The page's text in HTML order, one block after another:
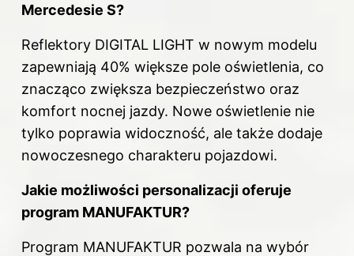
Mercedesie S?
Reflektory DIGITAL LIGHT w nowym modelu
zapewniają 40% większe pole oświetlenia, co
znacząco zwiększa bezpieczeństwo oraz
komfort nocnej jazdy. Nowe oświetlenie nie
tylko poprawia widoczność, ale także dodaje
nowoczesnego charakteru pojazdowi.
Jakie możliwości personalizacji oferuje
program MANUFAKTUR?
Program MANUFAKTUR pozwala na wybór